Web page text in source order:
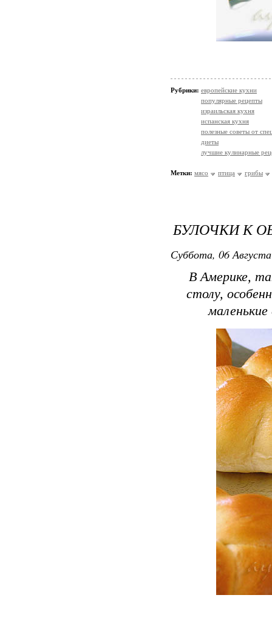
Рубрики: европейские кухни
популярные рецепты
израильская кухня
испанская кухня
полезные советы от
диеты
лучшие кулинарные
Метки: мясо птица грибы
БУЛОЧКИ К
Суббота, 06
В Америке,
столу,